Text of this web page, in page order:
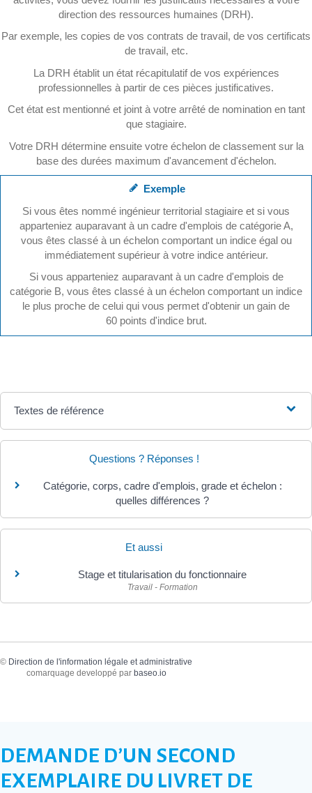
direction des ressources humaines (DRH).
Par exemple, les copies de vos contrats de travail, de vos certificats
de travail, etc.
La DRH établit un état récapitulatif de vos expériences
professionnelles à partir de ces pièces justificatives.
Cet état est mentionné et joint à votre arrêté de nomination en tant
que stagiaire.
Votre DRH détermine ensuite votre échelon de classement sur la
base des durées maximum d'avancement d'échelon.
Exemple
Si vous êtes nommé ingénieur territorial stagiaire et si vous
apparteniez auparavant à un cadre d'emplois de catégorie A,
vous êtes classé à un échelon comportant un indice égal ou
immédiatement supérieur à votre indice antérieur.
Si vous apparteniez auparavant à un cadre d'emplois de
catégorie B, vous êtes classé à un échelon comportant un indice
le plus proche de celui qui vous permet d'obtenir un gain de
60 points d'indice brut.
Textes de référence
Questions ? Réponses !
Catégorie, corps, cadre d'emplois, grade et échelon :
quelles différences ?
Et aussi
Stage et titularisation du fonctionnaire
Travail - Formation
© Direction de l'information légale et administrative
comarquage developpé par baseo.io
DEMANDE D’UN SECOND
EXEMPLAIRE DU LIVRET DE